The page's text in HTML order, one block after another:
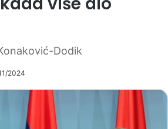
Dodik
2024